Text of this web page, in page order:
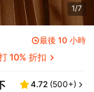
1/7
最後 10 小時
10% 折扣
4.72 (500+)